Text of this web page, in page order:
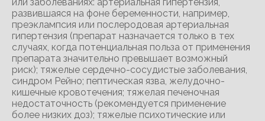
развившаяся на фоне беременности, например,
преэклампсия или послеродовая артериальная
гипертензия (препарат назначается только в тех
случаях, когда потенциальная польза от применения
препарата значительно превышает возможный
риск); тяжелые сердечно-сосудистые заболевания,
синдром Рейно; пептическая язва, желудочно-
кишечные кровотечения; тяжелая печеночная
недостаточность (рекомендуется применение
более низких доз); тяжелые психотические или